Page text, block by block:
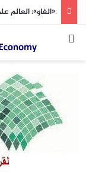
«الفاو»: العالم
بحث عن